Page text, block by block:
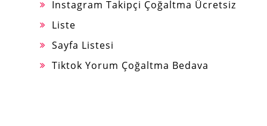
Instagram Takipçi Çoğaltma Ücretsiz
Liste
Sayfa Listesi
Tiktok Yorum Çoğaltma Bedava